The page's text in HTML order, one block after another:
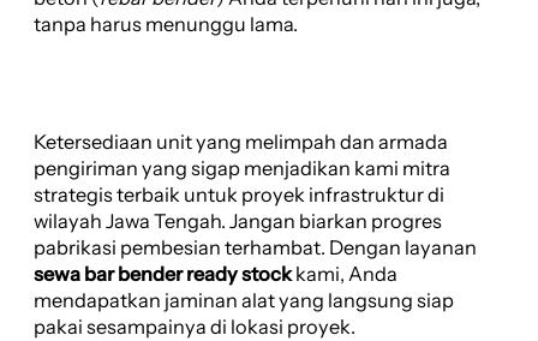
tanpa harus menunggu lama.
Ketersediaan unit yang melimpah dan armada
pengiriman yang sigap menjadikan kami mitra
strategis terbaik untuk proyek infrastruktur di
wilayah Jawa Tengah. Jangan biarkan progres
pabrikasi pembesian terhambat. Dengan layanan
sewa bar bender ready stockkami, Anda
mendapatkan jaminan alat yang langsung siap
pakai sesampainya di lokasi proyek.